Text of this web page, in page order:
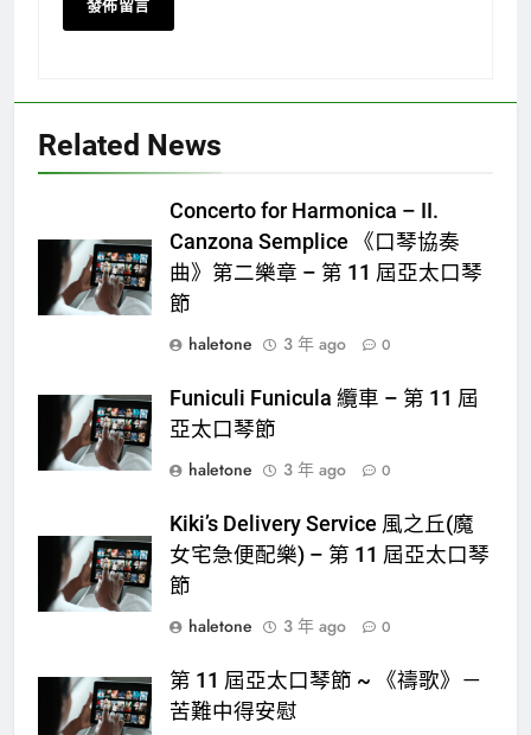
Related News
Concerto for Harmonica – II.
Canzona Semplice 《口琴協奏
曲》第二樂章 – 第 11 屆亞太口琴
節
haletone
3 年 ago 0
Funiculi Funicula 纜車 – 第 11 屆
亞太口琴節
haletone
3 年 ago 0
Kiki’s Delivery Service 風之丘(魔
女宅急便配樂) – 第 11 屆亞太口琴
節
haletone
3 年 ago 0
第 11 屆亞太口琴節 ~ 《禱歌》－
苦難中得安慰